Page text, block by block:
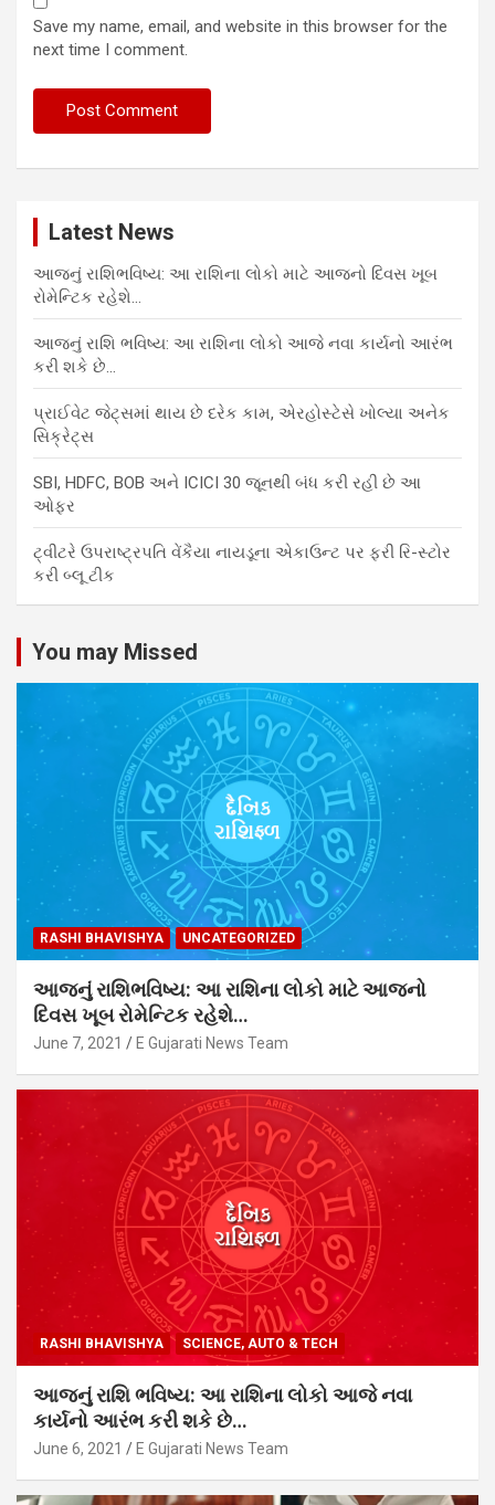
Save my name, email, and website in this browser for the
next time I comment.
Latest News
આજનું રાશિભવિષ્ય: આ રાશિના લોકો માટે આજનો દિવસ ખૂબ
રોમેન્ટિક રહેશે…
આજનું રાશિ ભવિષ્ય: આ રાશિના લોકો આજે નવા કાર્યનો આરંભ
કરી શકે છે…
પ્રાઈવેટ જેટ્સમાં થાય છે દરેક કામ, એરહોસ્ટેસે ખોલ્યા અનેક
સિક્રેટ્સ
SBI, HDFC, BOB અને ICICI 30 જૂનથી બંધ કરી રહી છે આ
ઓફર
ટ્વીટરે ઉપરાષ્ટ્રપતિ વેંકૈયા નાયડૂના એકાઉન્ટ પર ફરી રિ-સ્ટોર
કરી બ્લૂ ટીક
You may Missed
RASHI BHAVISHYA UNCATEGORIZED
આજનું રાશિભવિષ્ય: આ રાશિના લોકો માટે આજનો
દિવસ ખૂબ રોમેન્ટિક રહેશે…
June 7, 2021 E Gujarati News Team
RASHI BHAVISHYA SCIENCE, AUTO & TECH
આજનું રાશિ ભવિષ્ય: આ રાશિના લોકો આજે નવા
કાર્યનો આરંભ કરી શકે છે…
June 6, 2021 E Gujarati News Team